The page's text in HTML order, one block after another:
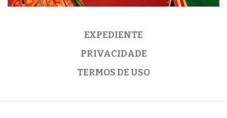
EXPEDIENTE
PRIVACIDADE
TERMOS DE USO